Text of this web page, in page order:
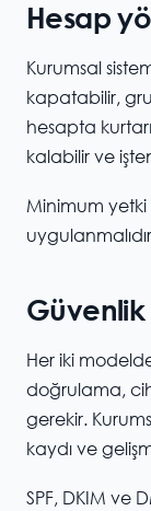
Hesap
Kurumsal
kapatabilir,
hesapta
kalabilir ve
Minimum yetki
Güvenlik
Her iki
doğrulama,
gerekir.
kaydı ve
SPF, DKIM ve